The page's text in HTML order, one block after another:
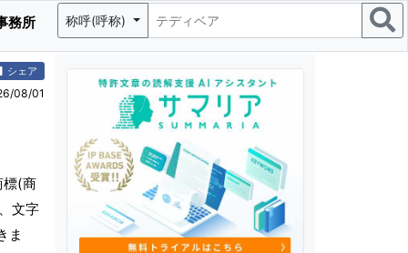
務所 称呼(呼称)
シェア
08/01
標(商
文字
ま